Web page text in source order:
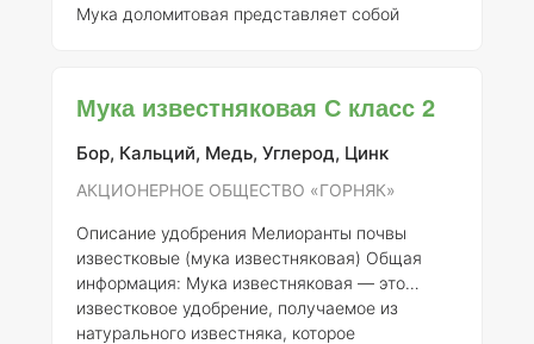
Мука доломитовая представляет собой
используется для улучшения свойств почвы,
необходимого уровня питательных веществ
для растений. ### Состав элементов Мука
компонентов: -Кальций (CaO): 30-37% -
Мука известняковая С класс 2
Бор, Кальций, Медь, Углерод, Цинк
АКЦИОНЕРНОЕ ОБЩЕСТВО «ГОРНЯК»
Описание удобрения Мелиоранты почвы
известковые (мука известняковая) Общая
информация: Мука известняковая — это
известковое удобрение, получаемое из
натурального известняка, которое